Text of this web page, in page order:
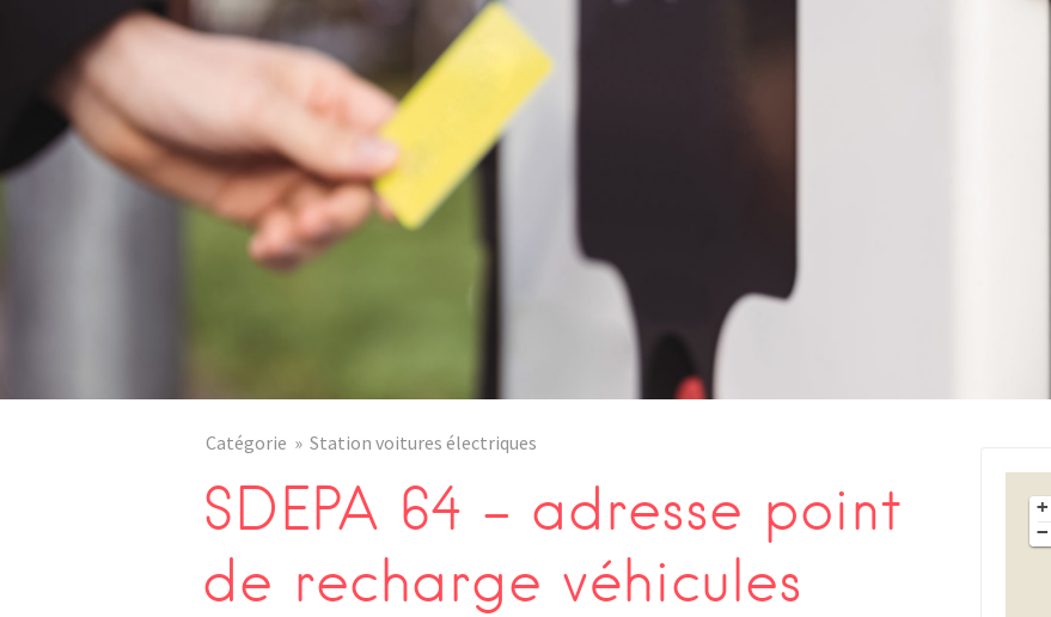
Catégorie Station voitures électriques
SDEPA 64 – adresse point
de recharge véhicules
+
−